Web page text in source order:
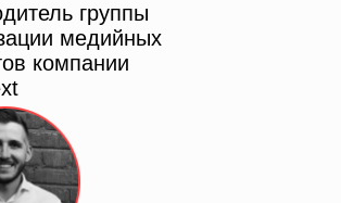
группы
медийных
компании